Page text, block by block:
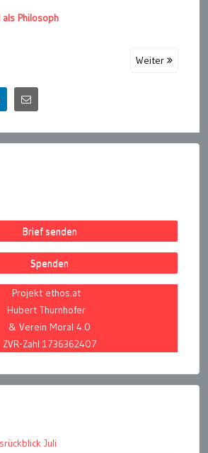
als Philosoph
Weiter
Brief senden
Spenden
Projekt ethos.at
Hubert Thurnhofer
& Verein Moral 4.0
ZVR-Zahl 1736362407
Juli